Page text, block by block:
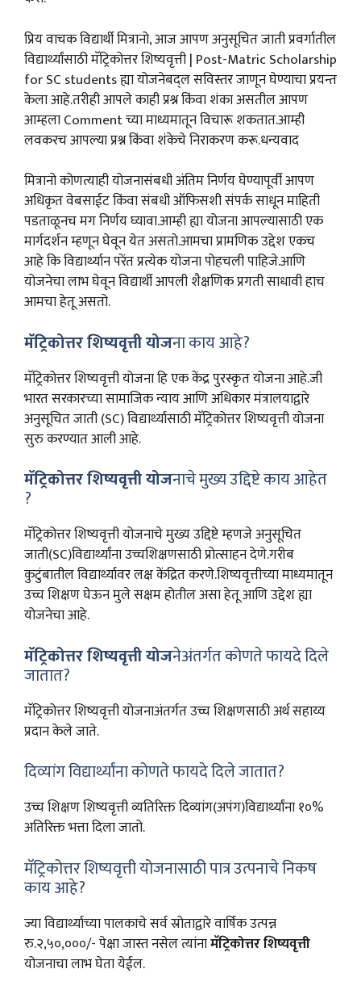
प्रिय वाचक विद्यार्थी मित्रानो, आज आपण अनुसूचित जाती प्रवर्गातील
विद्यार्थ्यांसाठी मॅट्रिकोत्तर शिष्यवृत्ती | Post-Matric Scholarship
for SC students ह्या योजनेबद्ल सविस्तर जाणून घेण्याचा प्रयन्त
केला आहे.तरीही आपले काही प्रश्न किंवा शंका असतील आपण
आम्हला Comment च्या माध्यमातून विचारू शकतात.आम्ही
लवकरच आपल्या प्रश्न किंवा शंकेचे निराकरण करू.धन्यवाद
मित्रानो कोणत्याही योजनासंबधी अंतिम निर्णय घेण्यापूर्वी आपण
अधिकृत वेबसाईट किंवा संबधी ऑफिसशी संपर्क साधून माहिती
पडताळूनच मग निर्णय घ्यावा.आम्ही ह्या योजना आपल्यासाठी एक
मार्गदर्शन म्हणून घेवून येत असतो.आमचा प्रामणिक उद्देश एकच
आहे कि विद्यार्थ्यान परेंत प्रत्येक योजना पोहचली पाहिजे.आणि
योजनेचा लाभ घेवून विद्यार्थी आपली शैक्षणिक प्रगती साधावी हाच
आमचा हेतू असतो.
मॅट्रिकोत्तर शिष्यवृत्ती योजना काय आहे?
मॅट्रिकोत्तर शिष्यवृत्तीयोजना हि एक केंद्र पुरस्कृत योजना आहे.जी
भारत सरकारच्या सामाजिक न्याय आणि अधिकार मंत्रालयाद्वारे
अनुसूचित जाती (SC) विद्यार्थ्यासाठी मॅट्रिकोत्तर शिष्यवृत्ती योजना
सुरु करण्यात आली आहे.
मॅट्रिकोत्तर शिष्यवृत्ती योजनाचे मुख्य उद्दिष्टे काय आहेत
?
मॅट्रिकोत्तर शिष्यवृत्ती योजनाचे मुख्य उद्दिष्टे म्हणजे अनुसूचित
जाती(SC)विद्यार्थ्यांना उच्चशिक्षणसाठी प्रोत्साहन देणे.गरीब
कुटुंबातील विद्यार्थ्यावर लक्ष केंद्रित करणे.शिष्यवृत्तीच्या माध्यमातून
उच्च शिक्षण घेऊन मुले सक्षम होतील असा हेतू आणि उद्देश ह्या
योजनेचा आहे.
मॅट्रिकोत्तर शिष्यवृत्ती योजनेअंतर्गत कोणते फायदे दिले
जातात?
मॅट्रिकोत्तर शिष्यवृत्ती योजनाअंतर्गत उच्च शिक्षणसाठी अर्थ सहाय्य
प्रदान केले जाते.
दिव्यांग विद्यार्थ्यांना कोणते फायदे दिले जातात?
उच्च शिक्षण शिष्यवृत्ती व्यतिरिक्त दिव्यांग(अपंग)विद्यार्थ्यांना १०%
अतिरिक्त भत्ता दिला जातो.
मॅट्रिकोत्तर शिष्यवृत्ती योजनासाठी पात्र उत्पनाचे निकष
काय आहे?
ज्या विद्यार्थ्याच्या पालकाचे सर्व स्रोताद्वारे वार्षिक उत्पन्न
रु.२,५०,०००/- पेक्षा जास्त नसेल त्यांनामॅट्रिकोत्तर शिष्यवृत्ती
योजनाचा लाभ घेता येईल.